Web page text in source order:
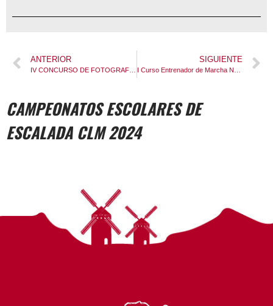
ANTERIOR SIGUIENTE
CAMPEONATOS ESCOLARES DE
ESCALADA CLM 2024